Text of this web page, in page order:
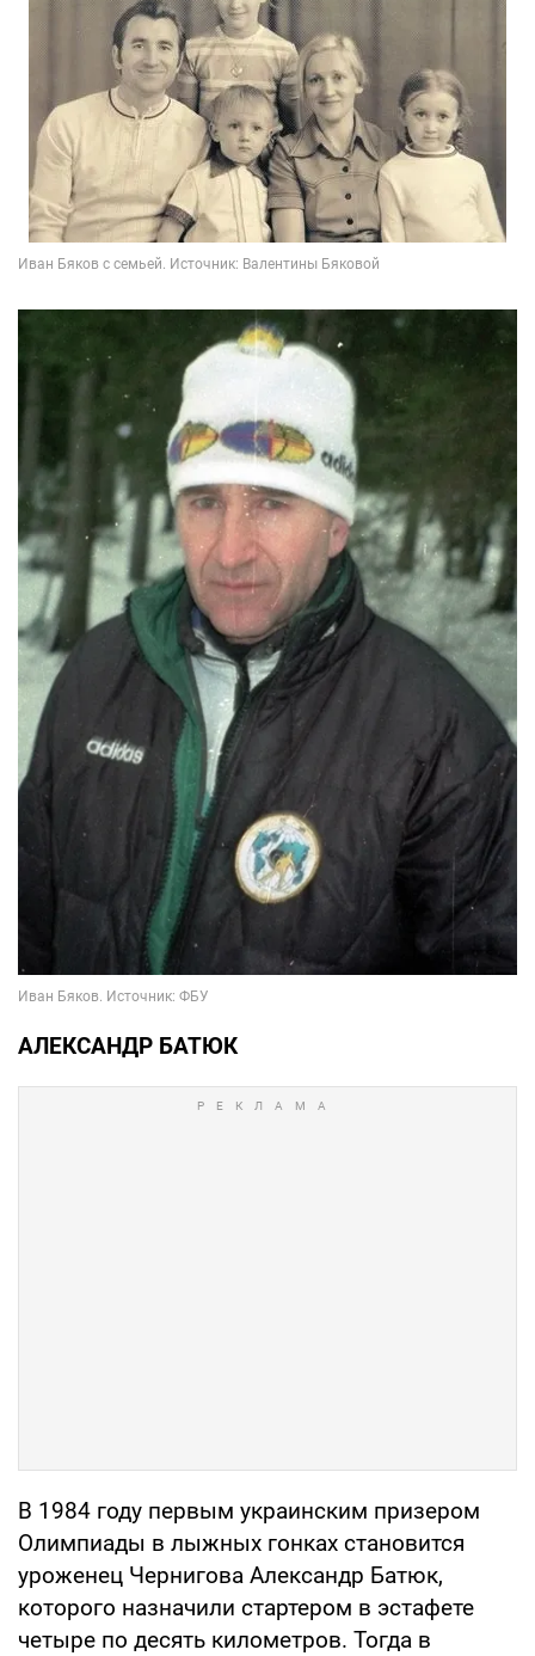
АЛЕКСАНДР БАТЮК
В 1984 году первым украинским призером
Олимпиады в лыжных гонках становится
уроженец Чернигова Александр Батюк,
которого назначили стартером в эстафете
четыре по десять километров. Тогда в